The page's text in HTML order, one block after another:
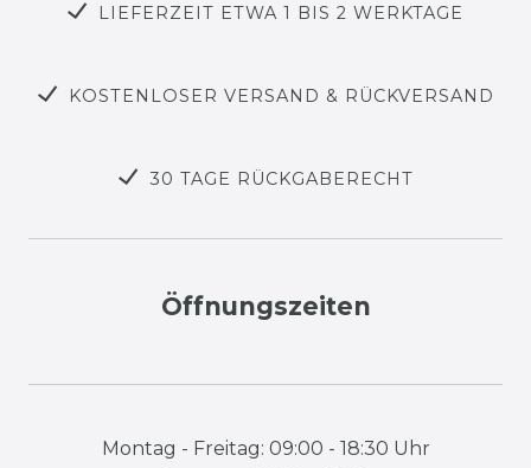
LIEFERZEIT ETWA 1 BIS 2 WERKTAGE
KOSTENLOSER VERSAND & RÜCKVERSAND
30 TAGE RÜCKGABERECHT
Öffnungszeiten
Montag - Freitag: 09:00 - 18:30 Uhr